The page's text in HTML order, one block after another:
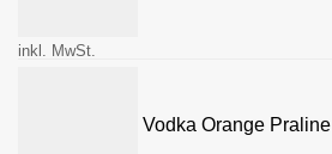
inkl. MwSt.
Vodka Orange Praline